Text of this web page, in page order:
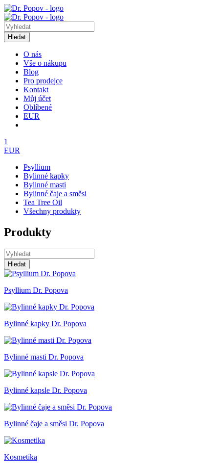
Hledat
O nás
Vše o nákupu
Blog
Pro prodejce
Kontakt
Můj účet
Oblíbené
EUR
1
EUR
Psyllium
Bylinné kapky
Bylinné masti
Bylinné čaje a směsi
Tea Tree Oil
Všechny produkty
Produkty
Hledat
Psyllium Dr. Popova
Bylinné kapky Dr. Popova
Bylinné masti Dr. Popova
Bylinné kapsle Dr. Popova
Bylinné čaje a směsi Dr. Popova
Kosmetika